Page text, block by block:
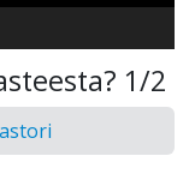
1/2